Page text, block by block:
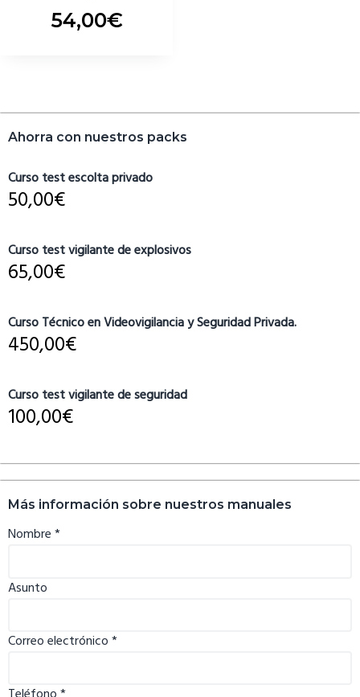
54,00€
lateral
primaria
Ahorra con nuestros packs
Curso test escolta privado
50,00€
Curso test vigilante de explosivos
65,00€
Curso Técnico en Videovigilancia y Seguridad Privada.
450,00€
Curso test vigilante de seguridad
100,00€
Más información sobre nuestros manuales
Nombre*
Asunto
Correo electrónico*